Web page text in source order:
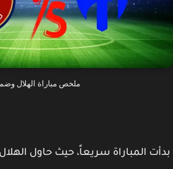
ملخص مباراة الهلال وضمك
المباراة سريعاً، حيث حاول الهلال